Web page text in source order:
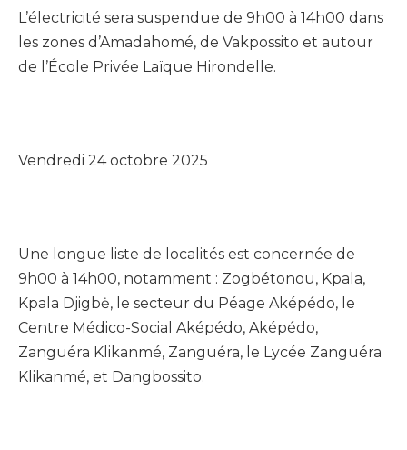
L’électricité sera suspendue de 9h00 à 14h00 dans
les zones d’Amadahomé, de Vakpossito et autour
de l’École Privée Laïque Hirondelle.
Vendredi 24 octobre 2025
Une longue liste de localités est concernée de
9h00 à 14h00, notamment : Zogbétonou, Kpala,
Kpala Djigbė, le secteur du Péage Aképédo, le
Centre Médico-Social Aképédo, Aképédo,
Zanguéra Klikanmé, Zanguéra, le Lycée Zanguéra
Klikanmé, et Dangbossito.